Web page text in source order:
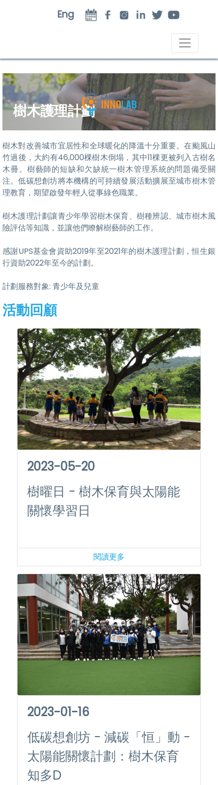
Eng
樹木護理計劃
樹木對改善城市宜居性和全球暖化的降溫十分重要。在颱風山
竹過後，大約有46,000棵樹木倒塌，其中11棵更被列入古樹名
木冊。樹藝師的短缺和欠缺統一樹木管理系統的問題備受關
注。低碳想創坊將本機構的可持續發展活動擴展至城市樹木管
理教育，期望啟發年輕人從事綠色職業。
樹木護理計劃讓青少年學習樹木保育、樹種辨認、城市樹木風
險評估等知識，並讓他們瞭解樹藝師的工作。
感謝UPS基金會資助2019年至2021年的樹木護理計劃，恒生銀
行資助2022年至今的計劃。
計劃服務對象: 青少年及兒童
活動回顧
2023-05-20
樹曜日 - 樹木保育與太陽能
關懷學習日
閱讀更多
2023-01-16
低碳想創坊 - 減碳「恒」動 -
太陽能關懷計劃：樹木保育
知多D